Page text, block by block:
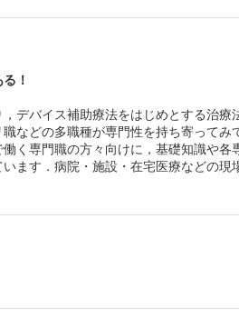
実際
対策
導の実際
医
能評価
する外科的治療
ン病の排尿障害
！
デバイス補助療法をはじめとする治
などの多職種が専門性を持ち寄って
く専門職の方々向けに，基礎知識や
ます．病院・施設・在宅医療などの